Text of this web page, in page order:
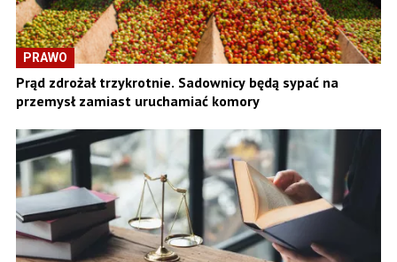
PRAWO
Prąd zdrożał trzykrotnie. Sadownicy będą sypać na
przemysł zamiast uruchamiać komory